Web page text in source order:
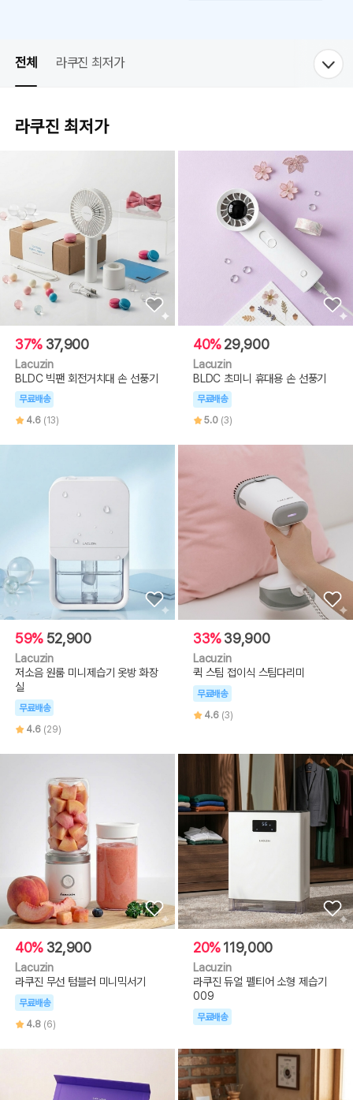
전체 라쿠진 최저가
라쿠진 최저가
37% 37,900
Lacuzin
BLDC 빅팬 회전거치대 손 선풍기
무료배송
4.6 (13)
40%29,900
Lacuzin
BLDC 초미니 휴대용 손 선풍기
무료배송
5.0 (3)
59% 52,900
Lacuzin
저소음 원룸 미니제습기 옷방 화장
실
무료배송
4.6 (29)
33%39,900
Lacuzin
퀵 스팀 접이식 스팀다리미
무료배송
4.6 (3)
40% 32,900
Lacuzin
라쿠진 무선 텀블러 미니믹서기
무료배송
4.8 (6)
20%119,000
Lacuzin
라쿠진 듀얼 펠티어 소형 제습기
009
무료배송